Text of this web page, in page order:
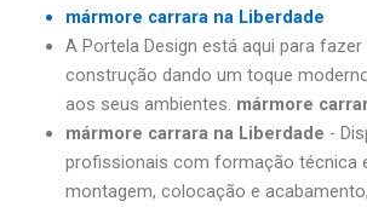
mármore carrara na Liberdade
A Portela Design está aqui para
construção dando um toque
aos seus ambientes. mármore
mármore carrara na Liberdade -
profissionais com formação técnica
montagem, colocação e